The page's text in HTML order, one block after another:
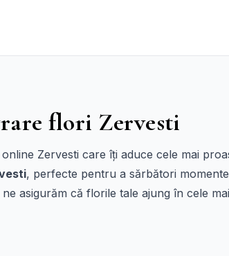
flori Zervesti
Zervesti care îți aduce cele mai
, perfecte pentru a sărbători
ne asigurăm că florile tale ajung în cele